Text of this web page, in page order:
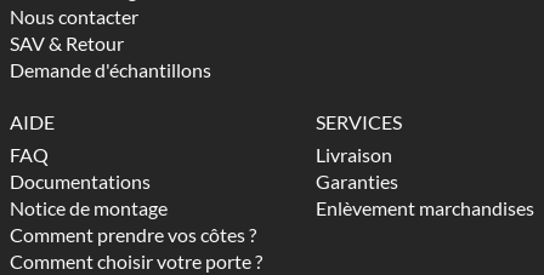
Nous contacter
SAV & Retour
Demande d'échantillons
AIDE
FAQ
Documentations
Notice de montage
Comment prendre vos côtes ?
Comment choisir votre porte ?
SERVICES
Livraison
Garanties
Enlèvement marchandises